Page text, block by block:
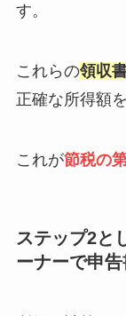
す。
これらの領収
正確な所得額
これが節税の
ステップ2と
ーナーで申